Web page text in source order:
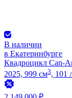
В наличии
в Екатеринбурге
Квадроцикл Can-
2025, 999 см3, 101